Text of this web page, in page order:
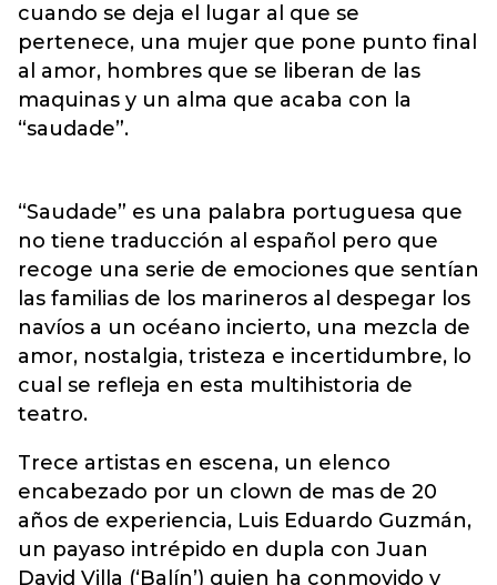
cuando se deja el lugar al que se
pertenece, una mujer que pone punto final
al amor, hombres que se liberan de las
maquinas y un alma que acaba con la
“saudade”.
“Saudade” es una palabra portuguesa que
no tiene traducción al español pero que
recoge una serie de emociones que sentían
las familias de los marineros al despegar los
navíos a un océano incierto, una mezcla de
amor, nostalgia, tristeza e incertidumbre, lo
cual se refleja en esta multihistoria de
teatro.
Trece artistas en escena, un elenco
encabezado por un clown de mas de 20
años de experiencia, Luis Eduardo Guzmán,
un payaso intrépido en dupla con Juan
David Villa (‘Balín’) quien ha conmovido y